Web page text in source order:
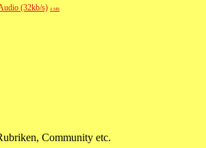
(32kb/s) 4 MB
Community etc.